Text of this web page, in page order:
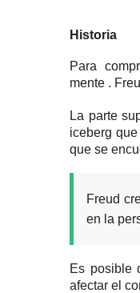
Historia
Para
mente .
La parte
iceberg
que se
Freud
en la
Es posible
afectar el